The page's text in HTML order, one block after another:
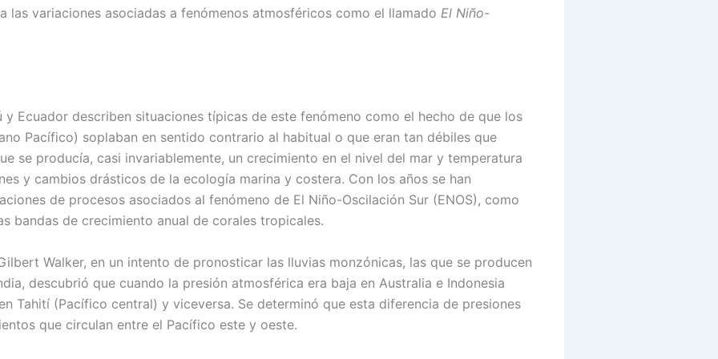
las variaciones asociadas a fenómenos atmosféricos como el llamado El Niño-
y Ecuador describen situaciones típicas de este fenómeno como el hecho de que los
Pacífico) soplaban en sentido contrario al habitual o que eran tan débiles que
se producía, casi invariablemente, un crecimiento en el nivel del mar y temperatura
y cambios drásticos de la ecología marina y costera. Con los años se han
de procesos asociados al fenómeno de El Niño-Oscilación Sur (ENOS), como
bandas de crecimiento anual de corales tropicales.
Walker, en un intento de pronosticar las lluvias monzónicas, las que se producen
descubrió que cuando la presión atmosférica era baja en Australia e Indonesia
Tahití (Pacífico central) y viceversa. Se determinó que esta diferencia de presiones
que circulan entre el Pacífico este y oeste.